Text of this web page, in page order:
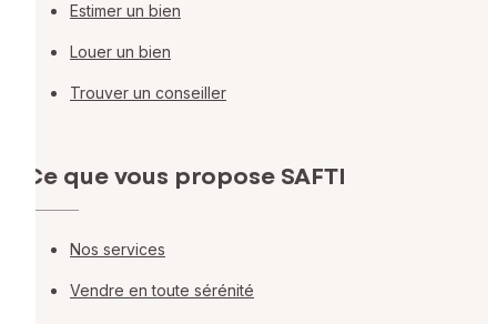
Estimer un bien
Louer un bien
Trouver un conseiller
Ce que vous propose SAFTI
Nos services
Vendre en toute sérénité